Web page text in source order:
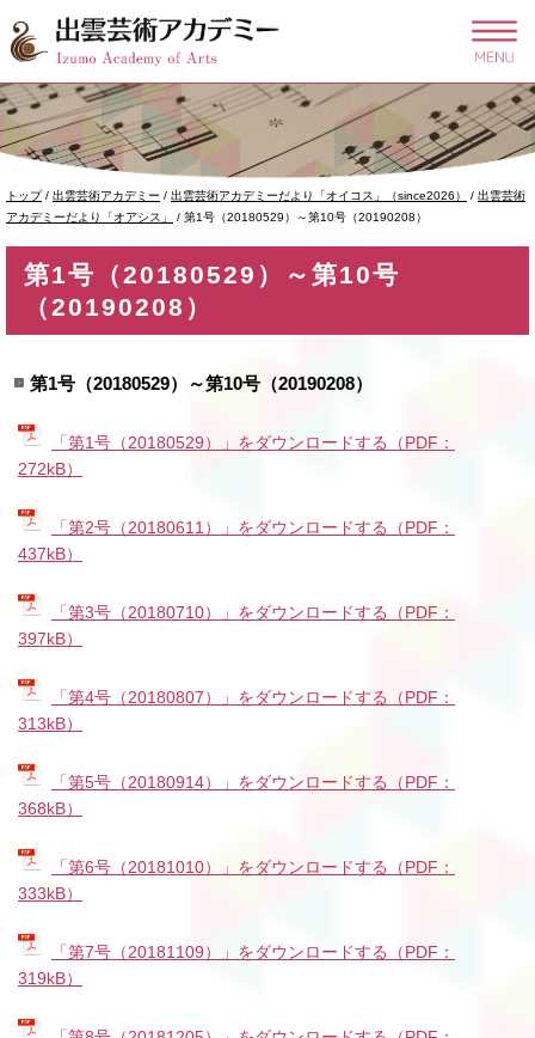
このページの本文へ
現
在
置：
トップ/ 出雲芸術アカデミー / 出雲芸術アカデミーだより「オイコス」（since2026） / 出雲芸術
アカデミーだより「オアシス」
/ 第1号（20180529）～第10号（20190208）
第1号（20180529）～第10号
（20190208）
第1号（20180529）～第10号（20190208）
「第1号（20180529）」をダウンロードする（PDF：
272kB）
「第2号（20180611）」をダウンロードする（PDF：
437kB）
「第3号（20180710）」をダウンロードする（PDF：
397kB）
「第4号（20180807）」をダウンロードする（PDF：
313kB）
「第5号（20180914）」をダウンロードする（PDF：
368kB）
「第6号（20181010）」をダウンロードする（PDF：
333kB）
「第7号（20181109）」をダウンロードする（PDF：
319kB）